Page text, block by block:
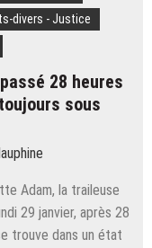
divers - Justice
28 heures
sous
Adam, la traileuse
29 janvier, après 28
trouve dans un état